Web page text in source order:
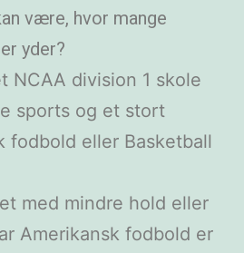
være, hvor mange
yder?
NCAA division 1 skole
sports og et stort
fodbold eller Basketball
med mindre hold eller
Amerikansk fodbold er